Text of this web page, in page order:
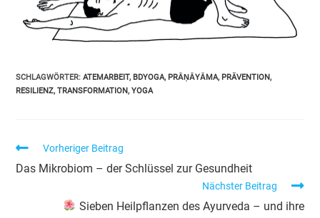
SCHLAGWÖRTER:ATEMARBEIT, BDYOGA, PRĀṆĀYĀMA, PRÄVENTION,
RESILIENZ, TRANSFORMATION, YOGA
Vorheriger Beitrag
Das Mikrobiom – der Schlüssel zur Gesundheit
Nächster Beitrag
Sieben Heilpflanzen des Ayurveda – und ihre